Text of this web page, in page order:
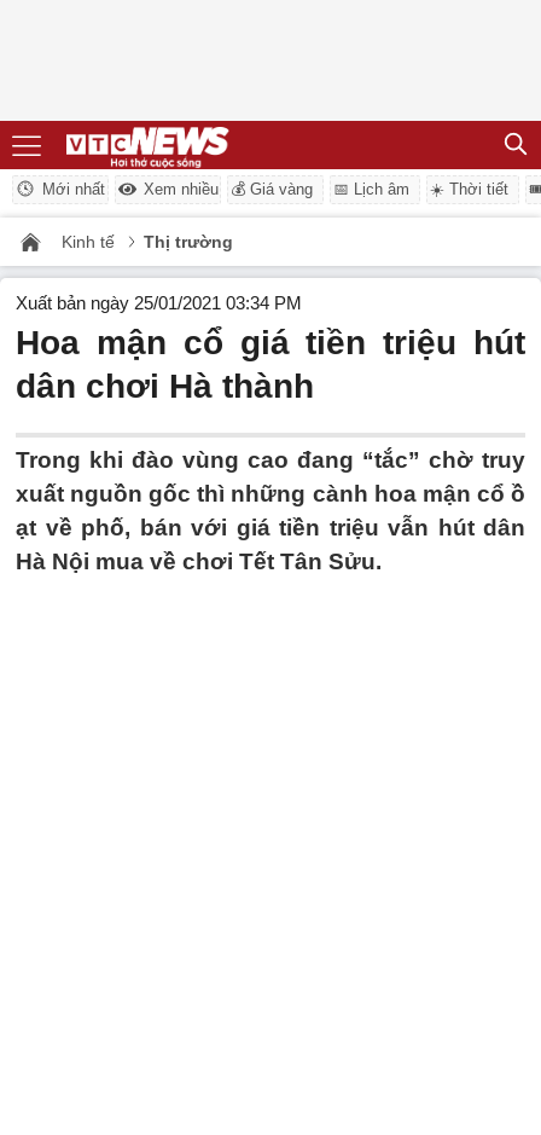
Mới nhất Xem nhiều 💰 Giá vàng 📅 Lịch âm ☀️ Thời tiết
Kinh tế Thị trường
Xuất bản ngày 25/01/2021 03:34 PM
Hoa mận cổ giá tiền triệu hút
dân chơi Hà thành
Trong khi đào vùng cao đang “tắc” chờ truy
xuất nguồn gốc thì những cành hoa mận cổ ồ
ạt về phố, bán với giá tiền triệu vẫn hút dân
Hà Nội mua về chơi Tết Tân Sửu.